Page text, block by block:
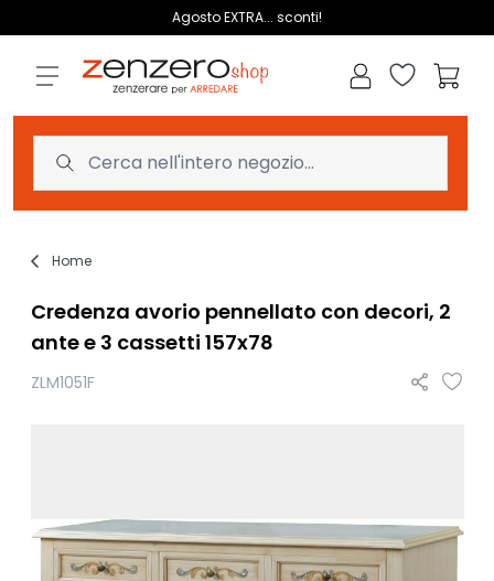
Agosto EXTRA... sconti!
Lista dei
Home
Credenza avorio pennellato con decori, 2
ante e 3 cassetti 157x78
ZLM1051F